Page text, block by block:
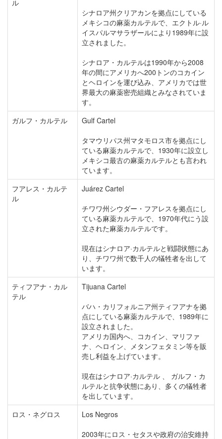
ル
シナロア州クリアカンを拠点にしている
メキシコの麻薬カルテルで、エクトル·ル
イスパルマサラザールにより1989年に設
立されました。
シナロア・カルテルは1990年から2008
年の間にアメリカへ200トンのコカイン
とヘロインを運び込み、アメリカでは世
界最大の麻薬密売組織とみなされていま
す。
ガルフ・カルテル
Gulf Cartel
タマウリパス州マタモロス市を拠点にし
ている麻薬カルテルで、1930年に設立し
メキシコ最古の麻薬カルテルとも言われ
ています。
フアレス・カルテ
ル
Juárez Cartel
チワワ州シウダー・フアレスを拠点にし
ている麻薬カルテルで、1970年代にう設
立された麻薬カルテルです。
現在はシナロア·カルテルと戦闘状態にあ
り、チワワ州で数千人の犠牲者を出して
います。
ティフアナ・カル
テル
Tijuana Cartel
バハ・カリフォルニア州ティフアナを拠
点にしている麻薬カルテルで、1989年に
設立されました。
アメリカ国内へ、コカイン、マリファ
ナ、ヘロイン、メタンフェタミン等を販
売し利益を上げています。
現在はシナロア·カルテル 、 ガルフ・カ
ルテルと抗争状態にあり、多くの犠牲者
を出しています。
ロス・ネグロス
Los Negros
2003年にロス・セタスや政府の治安維持